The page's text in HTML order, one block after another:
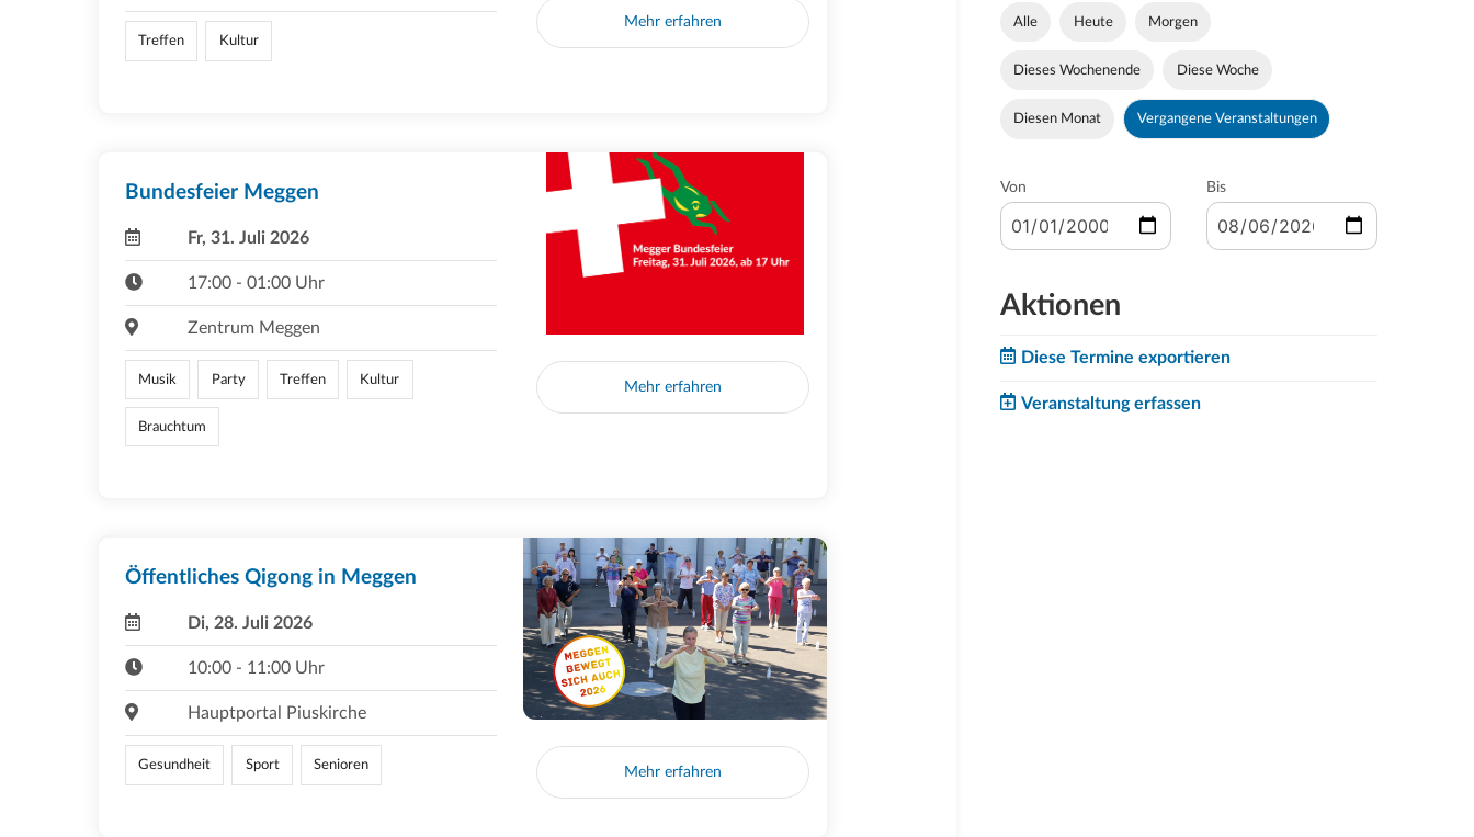
Treffen Kultur
Mehr erfahren
Bundesfeier Meggen
Fr, 31. Juli 2026
17:00 - 01:00 Uhr
Zentrum Meggen
Musik Party Treffen Kultur
Brauchtum
Mehr erfahren
Öffentliches Qigong in Meggen
Di, 28. Juli 2026
10:00 - 11:00 Uhr
Hauptportal Piuskirche
Gesundheit Sport Senioren Mehr erfahren
Alle Heute Morgen
Dieses Wochenende Diese Woche
Diesen Monat Vergangene Veranstaltungen
Von Bis
Aktionen
Diese Termine exportieren
Veranstaltung erfassen